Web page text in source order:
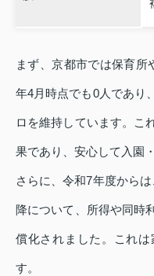
まず、京都市では保育
年4月時点でも0人であり
ロを維持しています。こ
果であり、安心して入園
さらに、令和7年度から
降について、所得や同時
償化されました。これ
す。